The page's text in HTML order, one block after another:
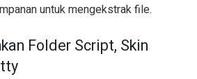
untuk mengekstrak file.
Folder Script, Skin